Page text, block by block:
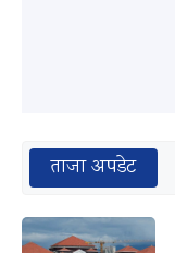
ताजा अपडेट